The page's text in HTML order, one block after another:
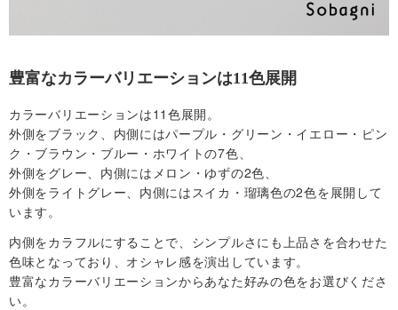
T
O
P
へ
戻
る
豊富なカラーバリエーションは11色展開
カラーバリエーションは11色展開。
外側をブラック、内側にはパープル・グリーン・イエロー・ピン
ク・ブラウン・ブルー・ホワイトの7色、
外側をグレー、内側にはメロン・ゆずの2色、
外側をライトグレー、内側にはスイカ・瑠璃色の2色を展開して
います。
内側をカラフルにすることで、シンプルさにも上品さを合わせた
色味となっており、オシャレ感を演出しています。
豊富なカラーバリエーションからあなた好みの色をお選びくださ
い。